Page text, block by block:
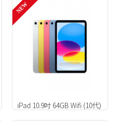
NEW
iPad 10.9吋 64GB Wifi (10代)